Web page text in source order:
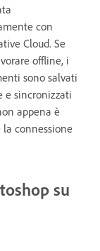
con
Cloud. Se
offline, i
sono salvati
e sincronizzati
appena è
connessione
su